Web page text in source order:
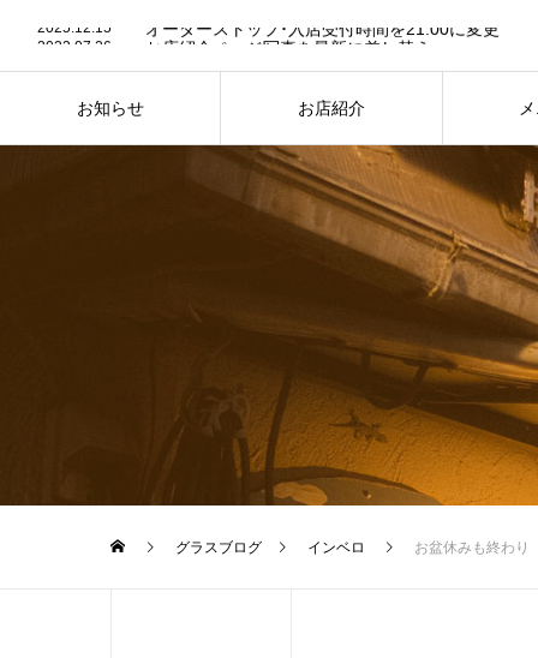
お知らせ お店紹介
2023.07.26 お店紹介ページ写真を最新に差し替え
2025.12.15 オーダーストップ･入店受付時間を21:00に変更
グラスブログ インベロ お盆休みも終わり